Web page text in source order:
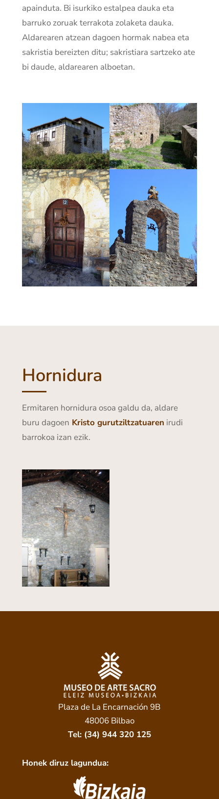
apainduta. Bi isurkiko estalpea dauka eta
barruko zoruak terrakota zolaketa dauka.
Aldarearen atzean dagoen hormak nabea eta
sakristia bereizten ditu; sakristiara sartzeko ate
bi daude, aldarearen alboetan.
Hornidura
Ermitaren hornidura osoa galdu da, aldare
buru dagoen Kristo gurutziltzatuaren irudi
barrokoa izan ezik.
Plaza de La Encarnación 9B
48006 Bilbao
Tel: (34) 944 320 125
Honek diruz lagundua: